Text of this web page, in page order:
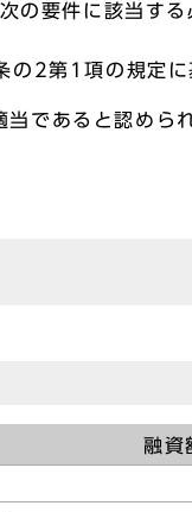
の要件に該当する
2第1項の規定に
当であると認めら
融資